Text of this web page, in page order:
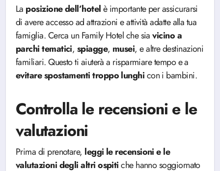
La posizione dell’hotelè importante per assicurarsi
di avere accesso ad attrazioni e attività adatte alla tua
famiglia. Cerca un Family Hotel che siavicino a
parchi tematici, spiagge, musei, e altre destinazioni
familiari. Questo ti aiuterà a risparmiare tempo e a
evitare spostamenti troppo lunghicon i bambini.
Controlla le recensioni e le
valutazioni
Prima di prenotare, leggi le recensioni e le
valutazioni degli altri ospitiche hanno soggiornato